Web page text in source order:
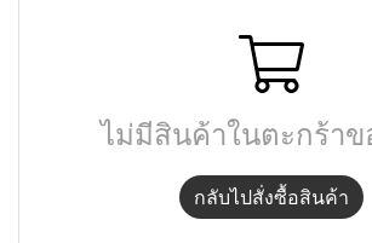
ไม่มีสินค้าในตะกร้า
กลับไปสั่งซื้อสินค้า